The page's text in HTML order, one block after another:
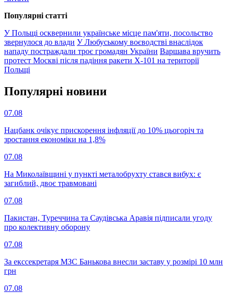
Популярнi статтi
У Польщі осквернили українське місце пам'яти, посольство
звернулося до влади У Любуському воєводстві внаслідок
нападу постраждали троє громадян України Варшава вручить
протест Москві після падіння ракети Х-101 на території
Польщі
Популярнi новини
07.08
Нацбанк очікує прискорення інфляції до 10% цьогоріч та
зростання економіки на 1,8%
07.08
На Миколаївщині у пункті металобрухту стався вибух: є
загиблий, двоє травмовані
07.08
Пакистан, Туреччина та Саудівська Аравія підписали угоду
про колективну оборону
07.08
За екссекретаря МЗС Банькова внесли заставу у розмірі 10 млн
грн
07.08